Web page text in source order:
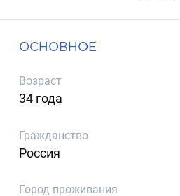
ОСНОВНОЕ
Возраст
34 года
Гражданство
Россия
Город проживания